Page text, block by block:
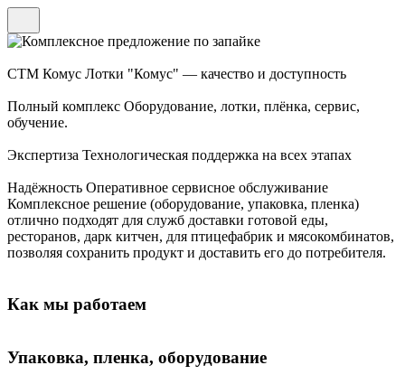
СТМ Комус Лотки "Комус" — качество и доступность
Полный комплекс Оборудование, лотки, плёнка, сервис,
обучение.
Экспертиза Технологическая поддержка на всех этапах
Надёжность Оперативное сервисное обслуживание
Комплексное решение (оборудование, упаковка, пленка)
отлично подходят для служб доставки готовой еды,
ресторанов, дарк китчен, для птицефабрик и мясокомбинатов,
позволяя сохранить продукт и доставить его до потребителя.
Как мы работаем
Упаковка, пленка, оборудование